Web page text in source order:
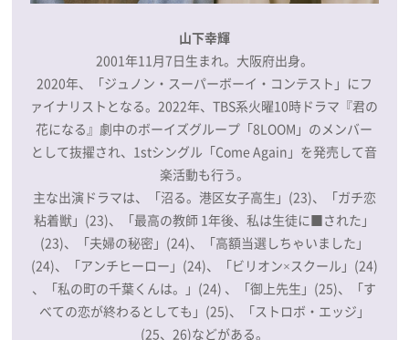
山下幸輝
2001年11月7日生まれ。大阪府出身。
2020年、「ジュノン・スーパーボーイ・コンテスト」にフ
ァイナリストとなる。2022年、TBS系火曜10時ドラマ『君の
花になる』劇中のボーイズグループ「8LOOM」のメンバー
として抜擢され、1stシングル「Come Again」を発売して音
楽活動も行う。
主な出演ドラマは、「沼る。港区女子高生」(23)、「ガチ恋
粘着獣」(23)、「最高の教師 1年後、私は生徒に■された」
(23)、「夫婦の秘密」(24)、「高額当選しちゃいました」
(24)、「アンチヒーロー」(24)、「ビリオン×スクール」(24)
、「私の町の千葉くんは。」(24) 、「御上先生」(25)、「す
べての恋が終わるとしても」(25)、「ストロボ・エッジ」
(25、26)などがある。